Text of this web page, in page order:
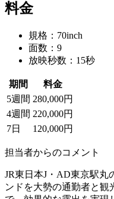
料金
規格：70inch
面数：9
放映秒数：15秒
期間
料金
5週間 280,000円
4週間 220,000円
7日
120,000円
担当者からのコメント
JR東日本J・AD東京駅丸
ンドを大勢の通勤者と観